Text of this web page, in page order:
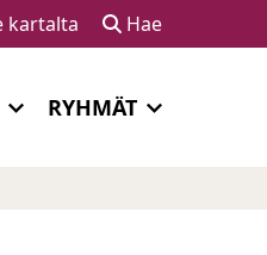
kartalta Hae
RYHMÄT